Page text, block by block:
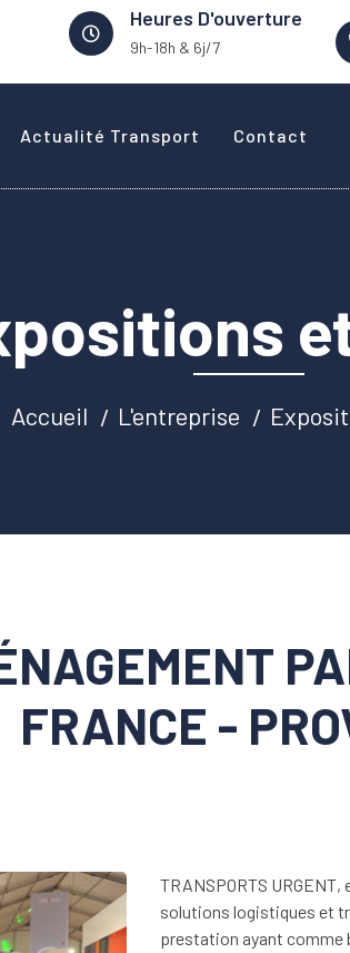
Heures D'ouverture
9h-18h & 6j/7
Actualité Transport Contact
Accueil L'entreprise
FRANCE -
TRANSPORTS
solutions logistiques et
prestation ayant comme